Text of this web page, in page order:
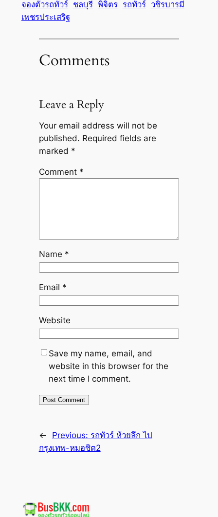
จองตั๋วรถทัวร์ ชลบุรี พิจิตร รถทัวร์ วชิรบารมี
เพชรประเสริฐ
Comments
Leave a Reply
Your email address will not be
published. Required fields are
marked *
Comment *
Name *
Email *
Website
Save my name, email, and
website in this browser for the
next time I comment.
← Previous: รถทัวร์ ห้วยลึก ไป
กรุงเทพ-หมอชิต2